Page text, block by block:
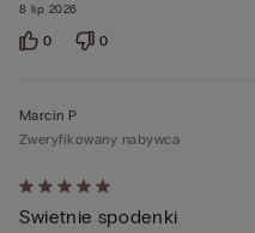
8 lip 2026
0 0
Ocena
5
Marcin P
Zweryfikowany nabywca
Swietnie spodenki